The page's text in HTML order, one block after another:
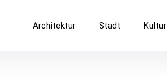
Baukultur
Architektur Stadt Kultur